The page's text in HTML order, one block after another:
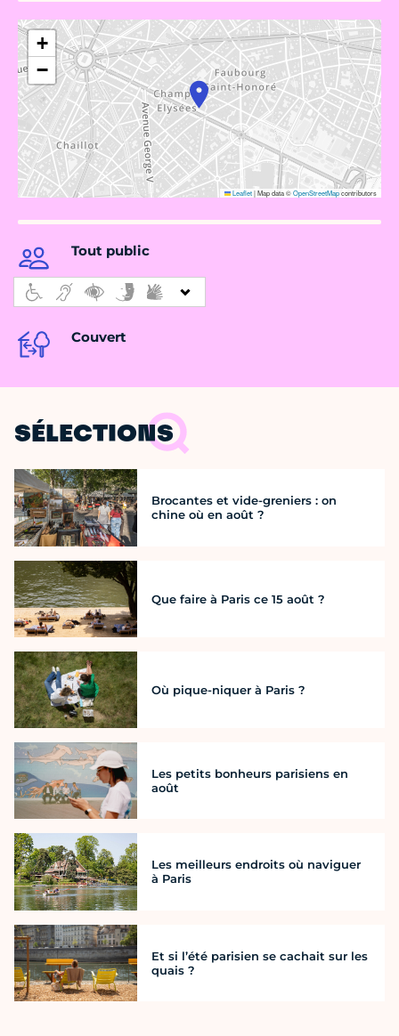
+
−
Leaflet|Map data ©OpenStreetMapcontributors
Tout public
Couvert
SÉLECTIONS
Brocantes et vide-greniers : on
chine où en août ?
Que faire à Paris ce 15 août ?
Où pique-niquer à Paris ?
Les petits bonheurs parisiens en
août
Les meilleurs endroits où naviguer
à Paris
Et si l’été parisien se cachait sur les
quais ?